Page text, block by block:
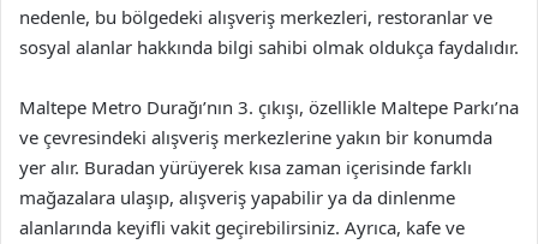
nedenle, bu bölgedeki alışveriş merkezleri, restoranlar ve
sosyal alanlar hakkında bilgi sahibi olmak oldukça faydalıdır.
Maltepe Metro Durağı’nın 3. çıkışı, özellikle Maltepe Parkı’na
ve çevresindeki alışveriş merkezlerine yakın bir konumda
yer alır. Buradan yürüyerek kısa zaman içerisinde farklı
mağazalara ulaşıp, alışveriş yapabilir ya da dinlenme
alanlarında keyifli vakit geçirebilirsiniz. Ayrıca, kafe ve